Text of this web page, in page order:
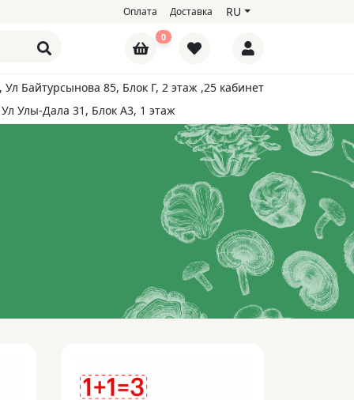
Оплата Доставка RU
0
Ул Байтурсынова 85, Блок Г, 2 этаж ,25 кабинет
Ул Улы-Дала 31, Блок А3, 1 этаж